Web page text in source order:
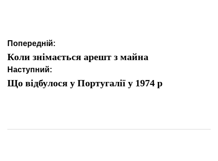
Навігація
записів
Попередній:
Коли знімається арешт з майна
Наступний:
Що відбулося у Португалії у 1974 р